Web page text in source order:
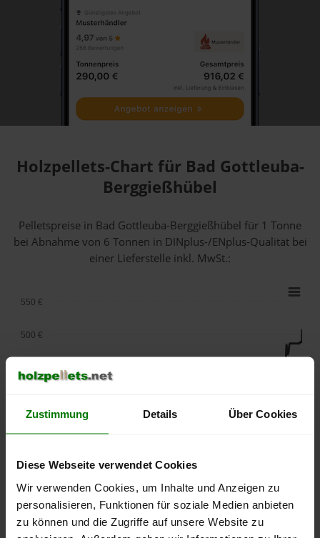
Zustimmung Details Über Cookies
Diese Webseite verwendet Cookies
Wir verwenden Cookies, um Inhalte und Anzeigen zu
personalisieren, Funktionen für soziale Medien anbieten
zu können und die Zugriffe auf unsere Website zu
Holzpellets-Chart für Bad Gottleuba-
Berggießhübel
Pelletspreise in Bad Gottleuba-Berggießhübel für 1 Tonne
bei Abnahmevon 6 Tonnen in DINplus-/ENplus-Qualität bei
einer Lieferstelle inkl. MwSt.:
September
2025
Januar
2026
Mai
2026
300 €
350 €
500 €
550 €